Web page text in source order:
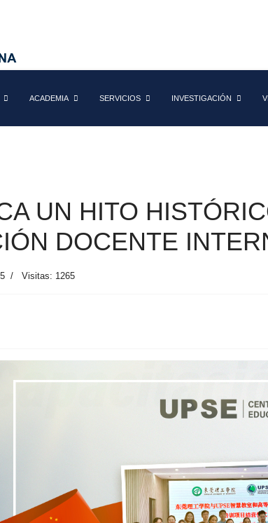
ACADEMIA SERVICIOS INVESTIGACIÓN
UN HITO
DOCENTE
Visitas: 1265